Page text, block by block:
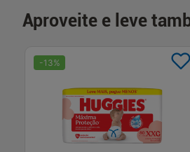
Aproveite e leve
-13%